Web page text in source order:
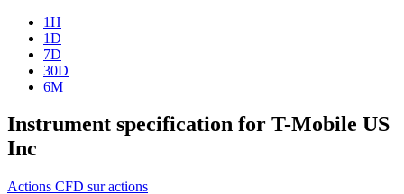
1H
1D
7D
30D
6M
Instrument specification for T-Mobile US
Inc
Actions CFD sur actions